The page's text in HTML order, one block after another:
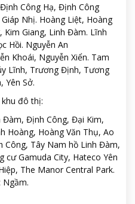
Công Hạ, Định Công
Nhị. Hoàng Liệt, Hoàng
Giang, Linh Đàm. Lĩnh
Hồi. Nguyễn An
Khoái, Nguyễn Xiển. Tam
Lĩnh, Trương Định, Tương
Yên Sở.
đô thị:
Định Công, Đại Kim,
Hoàng, Hoàng Văn Thụ, Ao
Công, Tây Nam hồ Linh Đàm,
cư Gamuda City, Hateco Yên
The Manor Central Park.
Ngầm.